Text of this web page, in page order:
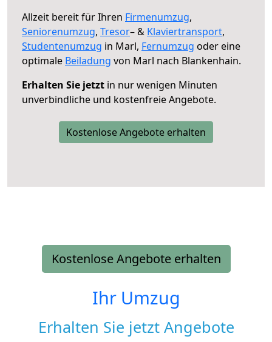
Allzeit bereit für Ihren Firmenumzug,
Seniorenumzug, Tresor– & Klaviertransport,
Studentenumzug in Marl, Fernumzug oder eine
optimale Beiladung von Marl nach Blankenhain.
Erhalten Sie jetzt in nur wenigen Minuten
unverbindliche und kostenfreie Angebote.
Kostenlose Angebote erhalten
Kostenlose Angebote erhalten
Ihr Umzug
Erhalten Sie jetzt Angebote